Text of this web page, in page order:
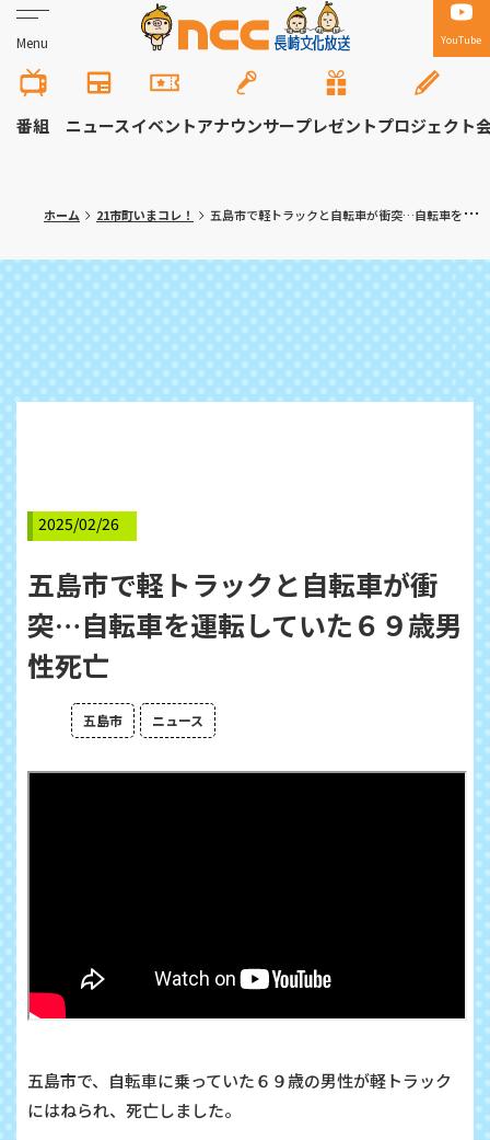
Menu YouTube
番組 ニュースイベントアナウンサープレゼントプロジェクト
ホーム 21市町いまコレ！ 五島市で軽トラックと自転車が衝突…自転車を運転していた６９歳男性死亡
2025/02/26
五島市で軽トラックと自転車が衝
突…自転車を運転していた６９歳男
性死亡
五島市 ニュース
五島市で、自転車に乗っていた６９歳の男性が軽トラック
にはねられ、死亡しました。